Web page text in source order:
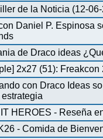
de la Noticia (12-
Daniel P. Espinosa
de Draco ideas
2x27 (51): Freakcon
con Draco Ideas
HEROES - Reseña
- Comida de